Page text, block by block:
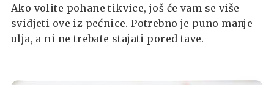
Ako volite pohane tikvice, još će vam se više
svidjeti ove iz pećnice. Potrebno je puno manje
ulja, a ni ne trebate stajati pored tave.